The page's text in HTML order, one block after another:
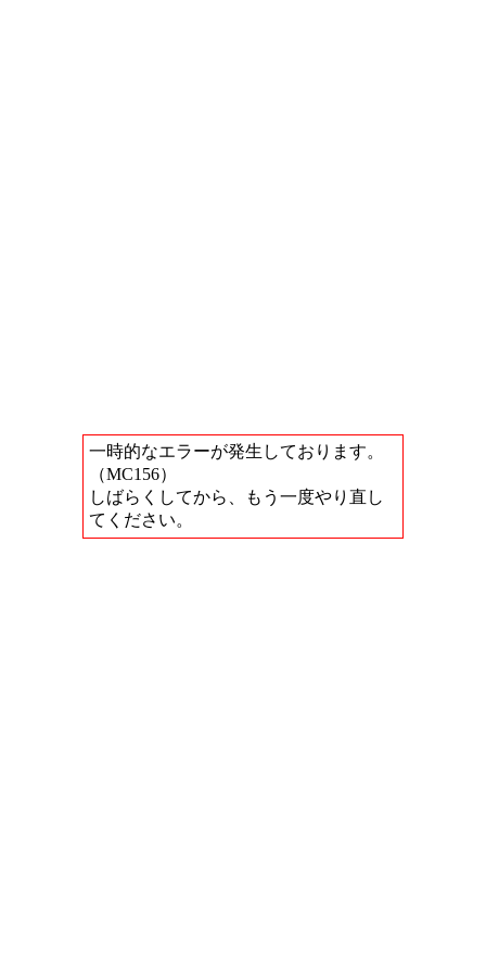
一時的なエラーが発生しております。
（MC156）
しばらくしてから、もう一度やり直し
てください。